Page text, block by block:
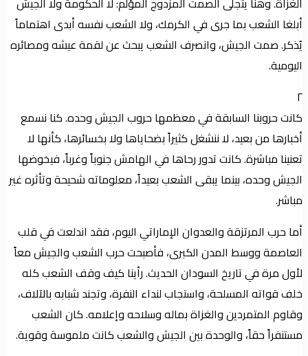
أبلغا الشعب بما جرى في الكرمك، ولا الشعب نفسه أبدى اهتماماً
يُذكر. صمت الجيش، وانصرف الشعب يبحث عن لقمة عيشه ومصائره
اليومية.
٢
كانت حروبنا السابقة في معظمها حروب الجيش وحده. كنا نسمع
أخبارها من بعيد، لا ننشغل كثيراً بضحاياها ولا بخسائرها، كأنها لا
تعنينا مباشرة. كانت تدور رحاها في الهامش جنوباً وغرباً، فيخوضها
الجيش وحده، بينما يبقى الشعب بعيداً، معلوماته شحيحة وتأثره غير
مباشر.
أما حرب المرتزقة والعدوان الإماراتي اليوم، فقد اندلعت في قلب
العاصمة ووسط المدن الكبرى، فأصبحت حرب الشعب والجيش معاً
لأول مرة في تاريخ السودان الحديث. رأينا كيف وقف الشعب كله
خلف قواته المسلحة، واستجاب لنداء النفرة، وتجند شبابه بالآلاف،
وقاوم المتمردين والغزاة بماله وسلاحه وإعلامه. كان الشعب
مستنفراً حقاً، والوحدة بين الجيش والشعب كانت ملموسة وقوية.